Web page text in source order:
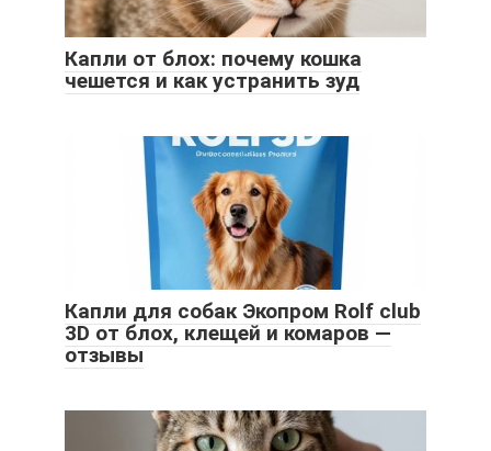
Капли от блох: почему кошка
чешется и как устранить зуд
Капли для собак Экопром Rolf club
3D от блох, клещей и комаров —
отзывы